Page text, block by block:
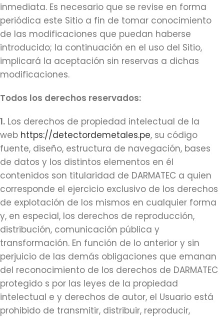
inmediata. Es necesario que se revise en forma
periódica este Sitio a fin de tomar conocimiento
de las modificaciones que puedan haberse
introducido; la continuación en el uso del Sitio,
implicará la aceptación sin reservas a dichas
modificaciones.
Todos los derechos reservados:
1. Los derechos de propiedad intelectual de la
web https://detectordemetales.pe, su código
fuente, diseño, estructura de navegación, bases
de datos y los distintos elementos en él
contenidos son titularidad de DARMATEC a quien
corresponde el ejercicio exclusivo de los derechos
de explotación de los mismos en cualquier forma
y, en especial, los derechos de reproducción,
distribución, comunicación pública y
transformación. En función de lo anterior y sin
perjuicio de las demás obligaciones que emanan
del reconocimiento de los derechos de DARMATEC
protegido s por las leyes de la propiedad
intelectual e y derechos de autor, el Usuario está
prohibido de transmitir, distribuir, reproducir,